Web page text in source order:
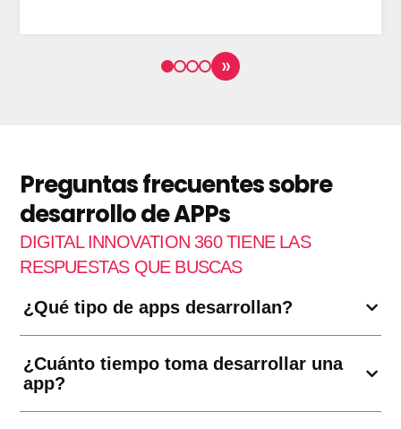
»
Preguntas frecuentes sobre
desarrollo de APPs
DIGITAL INNOVATION 360 TIENE LAS
RESPUESTAS QUE BUSCAS
¿Qué tipo de apps desarrollan?
¿Cuánto tiempo toma desarrollar una
app?